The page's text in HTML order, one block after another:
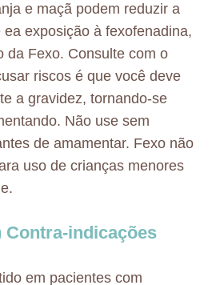
e maçã podem reduzir a
ea exposição à fexofenadina,
da Fexo. Consulte com o
riscos é que você deve
a gravidez, tornando-se
Não use sem
de amamentar. Fexo não
uso de crianças menores
Contra-indicações
em pacientes com